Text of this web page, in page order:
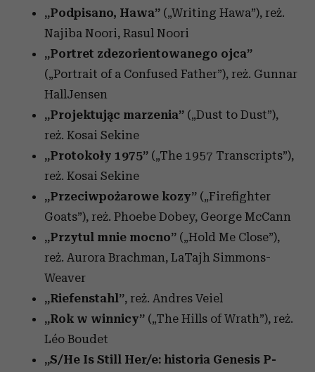
„Podpisano, Hawa” („Writing Hawa”), reż.
Najiba Noori, Rasul Noori
„Portret zdezorientowanego ojca”
(„Portrait of a Confused Father”), reż. Gunnar
HallJensen
„Projektując marzenia” („Dust to Dust”),
reż. Kosai Sekine
„Protokoły 1975” („The 1957 Transcripts”),
reż. Kosai Sekine
„Przeciwpożarowe kozy” („Firefighter
Goats”), reż. Phoebe Dobey, George McCann
„Przytul mnie mocno” („Hold Me Close”),
reż. Aurora Brachman, LaTajh Simmons-
Weaver
„Riefenstahl”, reż. Andres Veiel
„Rok w winnicy” („The Hills of Wrath”), reż.
Léo Boudet
„S/He Is Still Her/e: historia Genesis P-